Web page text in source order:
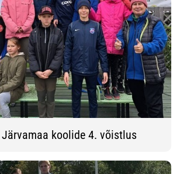
Järvamaa koolide 4. võistlus